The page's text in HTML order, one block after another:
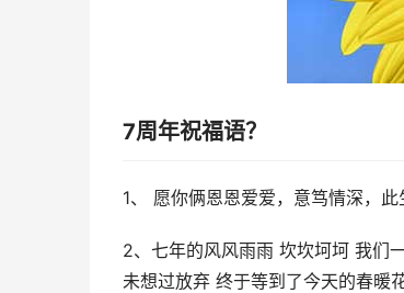
7周年祝福语？
1、 愿你俩恩恩爱爱，意笃情深，
2、七年的风风雨雨 坎坎坷坷 我们
未想过放弃 终于等到了今天的春暖